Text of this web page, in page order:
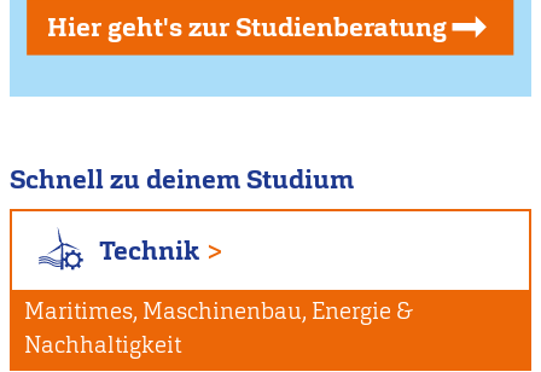
Hier geht's zur Studienberatung
Schnell zu deinem Studium
Technik
Maritimes, Maschinenbau, Energie &
Nachhaltigkeit